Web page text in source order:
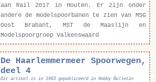
aan Rail 2017 in Houten. Er zijn onder
andere de modelspoorbanen te zien van MSG
Oost Brabant, MST de Maaslijn en
Modelspoorgroep Valkenswaard
De Haarlemmermeer Spoorwegen,
deel 4
Dit artikel is in 1963 gepubliceerd in Hobby Bulletin